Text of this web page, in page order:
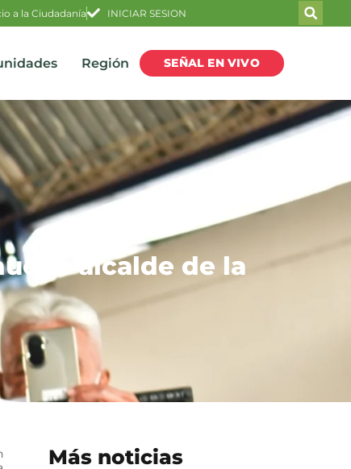
a la Ciudadanía INICIAR SESION
Región SEÑAL EN VIVO
alcalde de la
Más noticias